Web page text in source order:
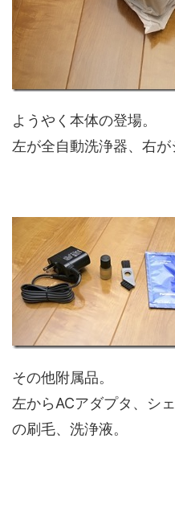
ようやく本体の登場。
左が全自動洗浄器、右が
その他附属品。
左からACアダプタ、シ
の刷毛、洗浄液。